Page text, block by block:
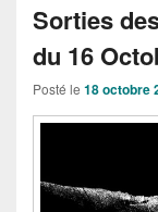
Sorties
du 16
Posté le 18 octobre